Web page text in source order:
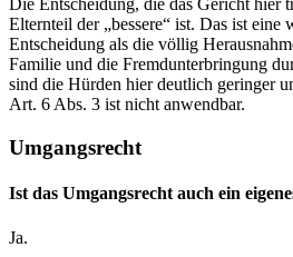
Die Entscheidung, die das Gericht hier
Elternteil der „bessere“ ist. Das ist eine
Entscheidung als die völlig
Familie und die Fremdunterbringung
sind die Hürden hier deutlich geringer
Art. 6 Abs. 3 ist nicht anwendbar.
Umgangsrecht
Ist das Umgangsrecht auch ein
Ja.